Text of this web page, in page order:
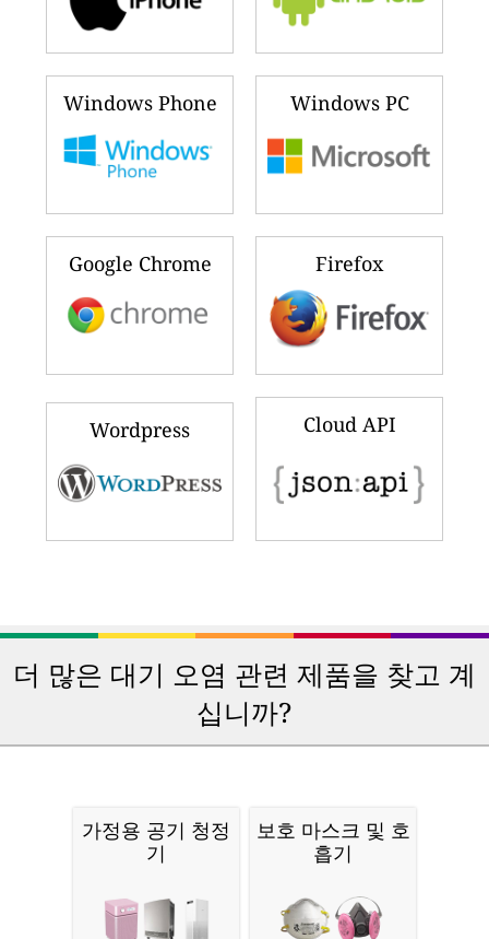
Windows Phone Windows PC
Google Chrome Firefox
Wordpress Cloud API
더 많은 대기 오염 관련 제품을 찾고 계
십니까?
가정용 공기 청정
기
보호 마스크 및 호
흡기